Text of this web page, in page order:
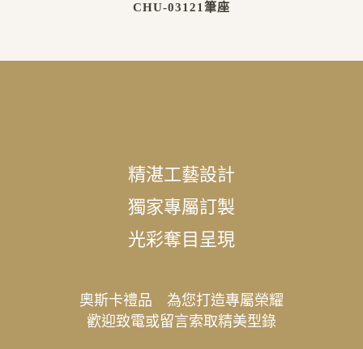
CHU-03121筆座
精湛工藝設計
獨家專屬訂製
光彩奪目呈現
奧斯卡禮品 為您打造專屬榮耀
歡迎致電或留言索取精美型錄